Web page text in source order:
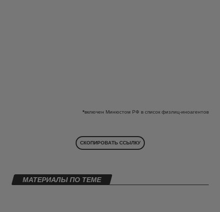
*включен Минюстом РФ в список физлиц-иноагентов
СКОПИРОВАТЬ ССЫЛКУ
МАТЕРИАЛЫ ПО ТЕМЕ